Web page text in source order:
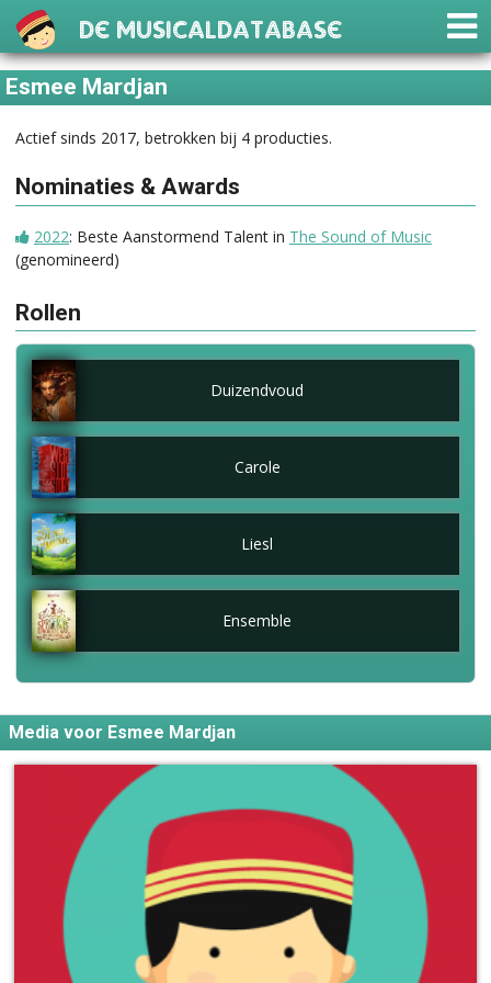
De Musicaldatabase
Esmee Mardjan
Actief sinds 2017, betrokken bij 4 producties.
Nominaties & Awards
2022: Beste Aanstormend Talent in The Sound of Music
(genomineerd)
Rollen
Duizendvoud
Carole
Liesl
Ensemble
Media voor Esmee Mardjan